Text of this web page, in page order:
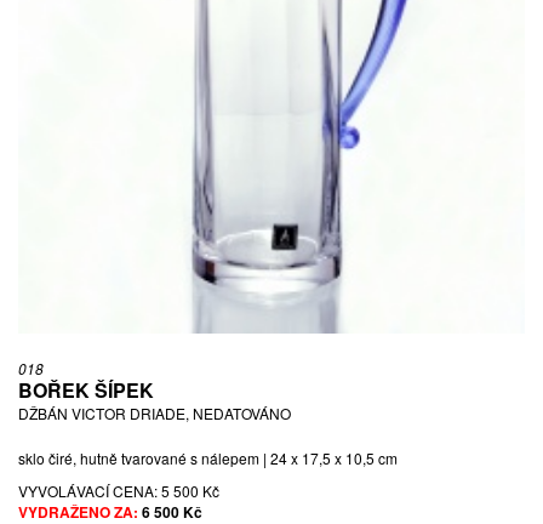
018
BOŘEK ŠÍPEK
DŽBÁN VICTOR DRIADE, NEDATOVÁNO
sklo čiré, hutně tvarované s nálepem | 24 x 17,5 x 10,5 cm
VYVOLÁVACÍ CENA:5 500 Kč
VYDRAŽENO ZA: 6 500 Kč